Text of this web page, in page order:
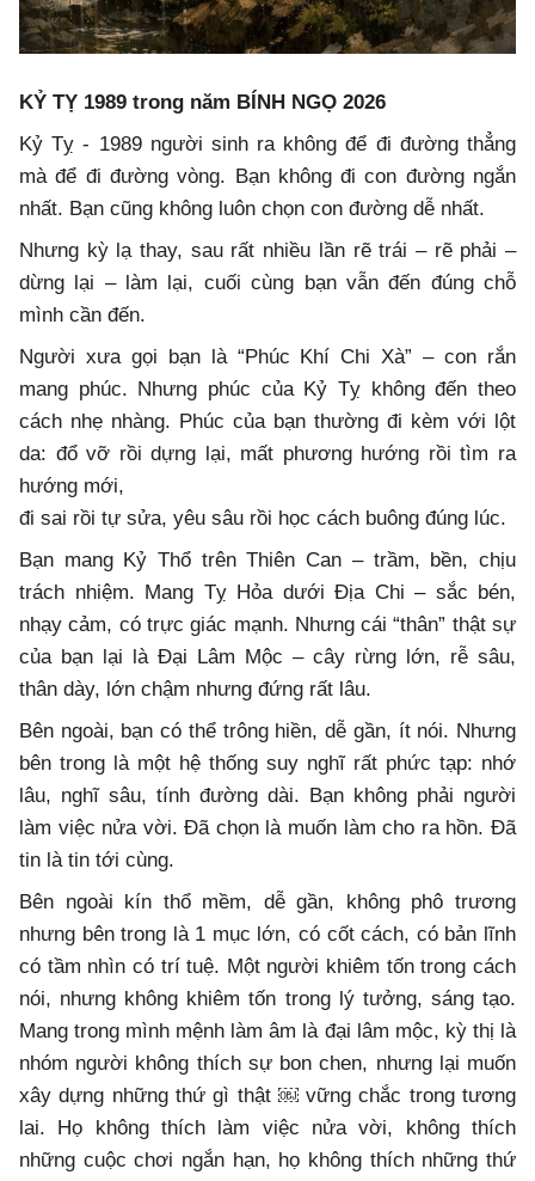
KỶ TỴ 1989 trong năm BÍNH NGỌ 2026
Kỷ Tỵ - 1989 người sinh ra không để đi đường thẳng
mà để đi đường vòng. Bạn không đi con đường ngắn
nhất. Bạn cũng không luôn chọn con đường dễ nhất.
Nhưng kỳ lạ thay, sau rất nhiều lần rẽ trái – rẽ phải –
dừng lại – làm lại, cuối cùng bạn vẫn đến đúng chỗ
mình cần đến.
Người xưa gọi bạn là “Phúc Khí Chi Xà” – con rắn
mang phúc. Nhưng phúc của Kỷ Tỵ không đến theo
cách nhẹ nhàng. Phúc của bạn thường đi kèm với lột
da: đổ vỡ rồi dựng lại, mất phương hướng rồi tìm ra
hướng mới,
đi sai rồi tự sửa, yêu sâu rồi học cách buông đúng lúc.
Bạn mang Kỷ Thổ trên Thiên Can – trầm, bền, chịu
trách nhiệm. Mang Tỵ Hỏa dưới Địa Chi – sắc bén,
nhạy cảm, có trực giác mạnh. Nhưng cái “thân” thật sự
của bạn lại là Đại Lâm Mộc – cây rừng lớn, rễ sâu,
thân dày, lớn chậm nhưng đứng rất lâu.
Bên ngoài, bạn có thể trông hiền, dễ gần, ít nói. Nhưng
bên trong là một hệ thống suy nghĩ rất phức tạp: nhớ
lâu, nghĩ sâu, tính đường dài. Bạn không phải người
làm việc nửa vời. Đã chọn là muốn làm cho ra hồn. Đã
tin là tin tới cùng.
Bên ngoài kín thổ mềm, dễ gần, không phô trương
nhưng bên trong là 1 mục lớn, có cốt cách, có bản lĩnh
có tầm nhìn có trí tuệ. Một người khiêm tốn trong cách
nói, nhưng không khiêm tốn trong lý tưởng, sáng tạo.
Mang trong mình mệnh làm âm là đại lâm mộc, kỳ thị là
nhóm người không thích sự bon chen, nhưng lại muốn
xây dựng những thứ gì thật ￼ vững chắc trong tương
lai. Họ không thích làm việc nửa vời, không thích
những cuộc chơi ngắn hạn, họ không thích những thứ